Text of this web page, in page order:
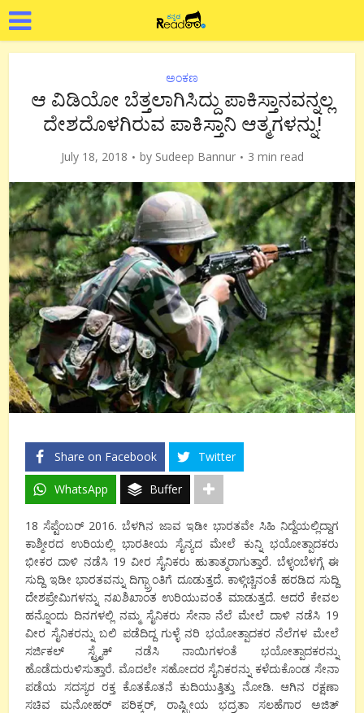
ಅಂಕಣ
ಆ ವಿಡಿಯೋ ಬೆತ್ತಲಾಗಿಸಿದ್ದು ಪಾಕಿಸ್ತಾನವನ್ನಲ್ಲ
ದೇಶದೊಳಗಿರುವ ಪಾಕಿಸ್ತಾನಿ ಆತ್ಮಗಳನ್ನು!
July 18, 2018 by Sudeep Bannur 3 min read
Share on Facebook Twitter
WhatsApp Buffer
18 ಸೆಪ್ಟೆಂಬರ್ 2016. ಬೆಳಗಿನ ಜಾವ ಇಡೀ ಭಾರತವೇ ಸಿಹಿ ನಿದ್ದೆಯಲ್ಲಿದ್ದಾಗ
ಕಾಶ್ಮೀರದ ಉರಿಯಲ್ಲಿ ಭಾರತೀಯ ಸೈನ್ಯದ ಮೇಲೆ ಕುನ್ನಿ ಭಯೋತ್ಪಾದಕರು
ಭೀಕರ ದಾಳಿ ನಡೆಸಿ 19 ವೀರ ಸೈನಿಕರು ಹುತಾತ್ಮರಾಗುತ್ತಾರೆ. ಬೆಳ್ಳಂಬೆಳಗ್ಗೆ ಈ
ಸುದ್ದಿ ಇಡೀ ಭಾರತವನ್ನು ದಿಗ್ಭ್ರಾಂತಿಗೆ ದೂಡುತ್ತದೆ. ಕಾಳ್ಗಿಚ್ಚಿನಂತೆ ಹರಡಿದ ಸುದ್ದಿ
ದೇಶಪ್ರೇಮಿಗಳನ್ನು ನಖಶಿಖಾಂತ ಉರಿಯುವಂತೆ ಮಾಡುತ್ತದೆ. ಆದರೆ ಕೇವಲ
ಹನ್ನೊಂದು ದಿನಗಳಲ್ಲಿ ನಮ್ಮ ಸೈನಿಕರು ಸೇನಾ ನೆಲೆ ಮೇಲೆ ದಾಳಿ ನಡೆಸಿ 19
ವೀರ ಸೈನಿಕರನ್ನು ಬಲಿ ಪಡೆದಿದ್ದ ಗುಳ್ಳೆ ನರಿ ಭಯೋತ್ಪಾದಕರ ನೆಲೆಗಳ ಮೇಲೆ
ಸರ್ಜಿಕಲ್ ಸ್ಟ್ರೈಕ್ ನಡೆಸಿ ನಾಯಿಗಳಂತೆ ಭಯೋತ್ಪಾದಕರನ್ನು
ಹೊಡೆದುರುಳಿಸುತ್ತಾರೆ. ಮೊದಲೇ ಸಹೋದರ ಸೈನಿಕರನ್ನು ಕಳೆದುಕೊಂಡ ಸೇನಾ
ಪಡೆಯ ಸದಸ್ಯರ ರಕ್ತ ಕೊತಕೊತನೆ ಕುದಿಯುತ್ತಿತ್ತು ನೋಡಿ. ಆಗಿನ ರಕ್ಷಣಾ
ಸಚಿವ ಮನೋಹರ್ ಪರಿಕ್ಕರ್, ರಾಷ್ಟ್ರೀಯ ಭದ್ರತಾ ಸಲಹೆಗಾರ ಅಜಿತ್